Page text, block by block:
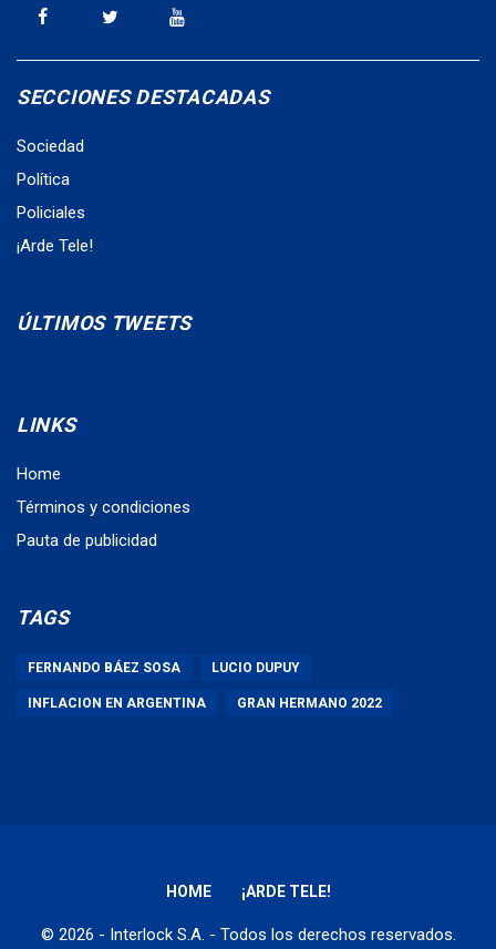
SECCIONES DESTACADAS
Sociedad
Política
Policiales
¡Arde Tele!
ÚLTIMOS TWEETS
LINKS
Home
Términos y condiciones
Pauta de publicidad
TAGS
FERNANDO BÁEZ SOSA LUCIO DUPUY
INFLACION EN ARGENTINA GRAN HERMANO 2022
HOME ¡ARDE TELE!
© 2026 - Interlock S.A. - Todos los derechos reservados.